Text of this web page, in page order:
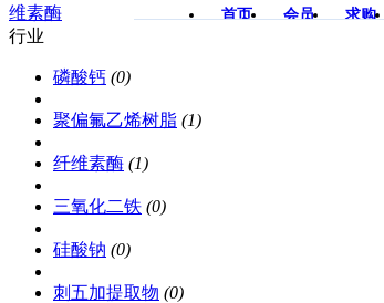
首页 会员 求购
维素酶
行业
磷酸钙 (0)
聚偏氟乙烯树脂 (1)
纤维素酶 (1)
三氧化二铁 (0)
硅酸钠 (0)
刺五加提取物 (0)